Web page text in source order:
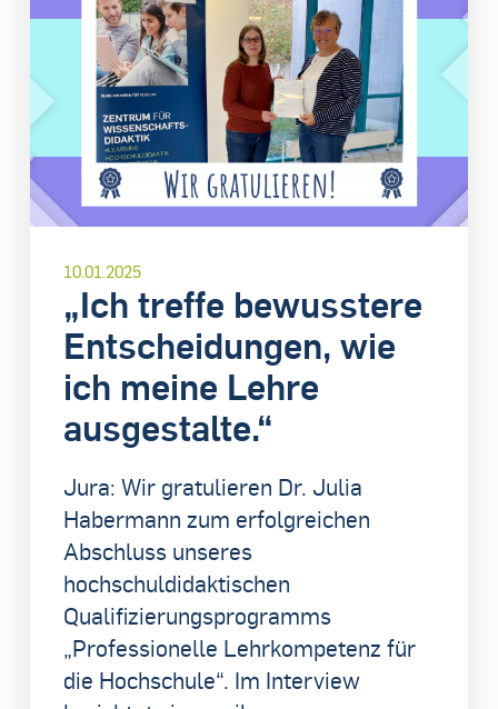
10.01.2025
„Ich treffe bewusstere
Entscheidungen, wie
ich meine Lehre
ausgestalte.“
Jura: Wir gratulieren Dr. Julia
Habermann zum erfolgreichen
Abschluss unseres
hochschuldidaktischen
Qualifizierungsprogramms
„Professionelle Lehrkompetenz für
die Hochschule“. Im Interview